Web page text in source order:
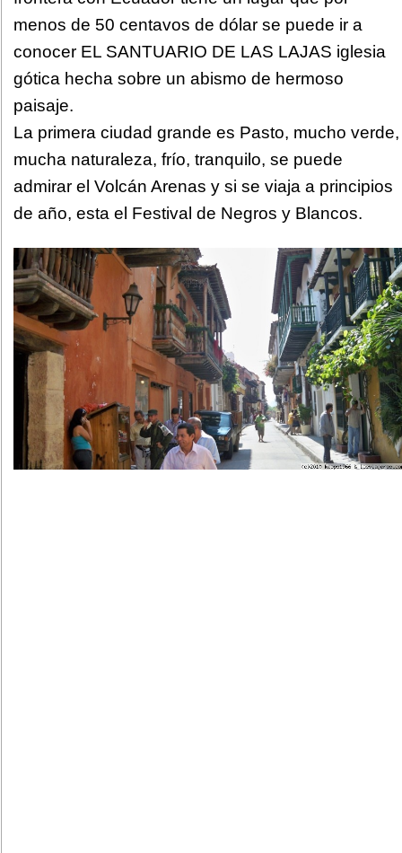
menos de 50 centavos de dólar se puede ir a
conocer EL SANTUARIO DE LAS LAJAS iglesia
gótica hecha sobre un abismo de hermoso
paisaje.
La primera ciudad grande es Pasto, mucho verde,
mucha naturaleza, frío, tranquilo, se puede
admirar el Volcán Arenas y si se viaja a principios
de año, esta el Festival de Negros y Blancos.